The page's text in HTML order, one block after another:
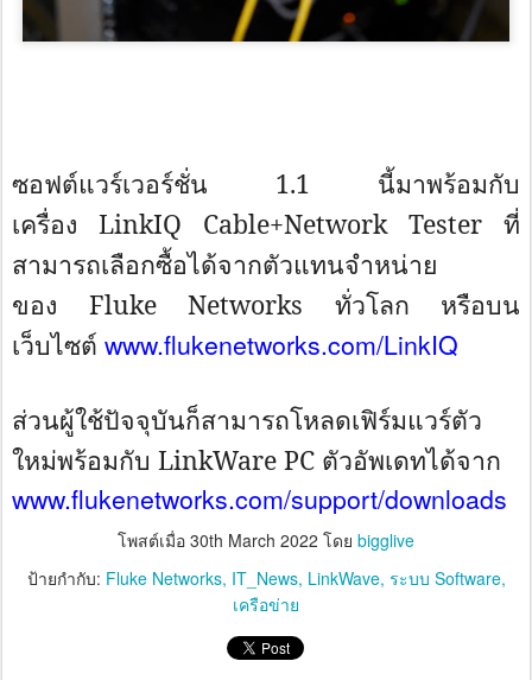
ซอฟต์แวร์เวอร์ชั่น 1.1 นี้มาพร้อมกับ
เครื่อง LinkIQ Cable+Network Tester ที่
สามารถเลือกซื้อได้จากตัวแทนจำหน่าย
ของ Fluke Networks ทั่วโลก หรือบน
เว็บไซต์ www.flukenetworks.com/LinkIQ
ส่วนผู้ใช้ปัจจุบันก็สามารถโหลดเฟิร์มแวร์ตัว
ใหม่พร้อมกับ LinkWare PC ตัวอัพเดทได้จาก
www.flukenetworks.com/support/downloads
โพสต์เมื่อ 30th March 2022 โดย bigglive
ป้ายกำกับ: Fluke Networks IT_News LinkWave ระบบ Software
เครือข่าย